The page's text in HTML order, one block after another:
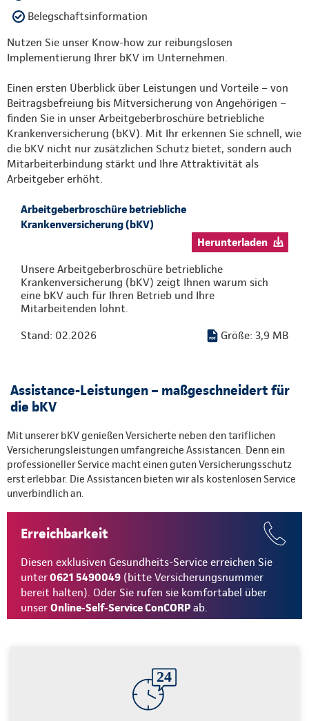
Belegschaftsinformation
Nutzen Sie unser Know-how zur reibungslosen
Implementierung Ihrer bKV im Unternehmen.
Einen ersten Überblick über Leistungen und Vorteile – von
Beitragsbefreiung bis Mitversicherung von Angehörigen –
finden Sie in unser Arbeitgeberbroschüre betriebliche
Krankenversicherung (bKV). Mit Ihr erkennen Sie schnell, wie
die bKV nicht nur zusätzlichen Schutz bietet, sondern auch
Mitarbeiterbindung stärkt und Ihre Attraktivität als
Arbeitgeber erhöht.
Arbeitgeberbroschüre betriebliche
Krankenversicherung (bKV)
Herunterladen
Unsere Arbeitgeberbroschüre betriebliche
Krankenversicherung (bKV) zeigt Ihnen warum sich
eine bKV auch für Ihren Betrieb und Ihre
Mitarbeitenden lohnt.
Stand: 02.2026 Größe: 3,9 MB
Assistance-Leistungen – maßgeschneidert für
die bKV
Mit unserer bKV genießen Versicherte neben den tariflichen
Versicherungsleistungen umfangreiche Assistancen. Denn ein
professioneller Service macht einen guten Versicherungsschutz
erst erlebbar. Die Assistancen bieten wir als kostenlosen Service
unverbindlich an.
Erreichbarkeit
Diesen exklusiven Gesundheits-Service erreichen Sie
unter0621 5490049 (bitte Versicherungsnummer
bereit halten). Oder Sie rufen sie komfortabel über
unser Online-Self-Service ConCORP ab.